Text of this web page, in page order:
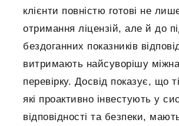
клієнти повністю готові не
отримання ліцензій, але й до
бездоганних показників
витримають найсуворішу
перевірку. Досвід показує, що
які проактивно інвестують у
відповідності та безпеки,